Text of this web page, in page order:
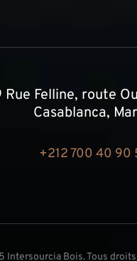
Rue Felline, route
Casablanca,
+212 700 40 90
Intersourcia Bois. Tous